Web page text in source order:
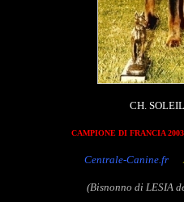
CH.
CAMPIONE DI FRANCIA
Centrale-Canine.fr
(Bisnonno di LESIA